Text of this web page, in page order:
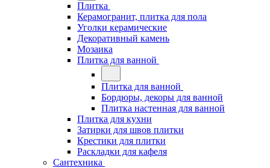
Плитка
Керамогранит, плитка для пола
Уголки керамические
Декоративный камень
Мозаика
Плитка для ванной
Плитка для ванной
Бордюры, декоры для ванной
Плитка настенная для ванной
Плитка для кухни
Затирки для швов плитки
Крестики для плитки
Раскладки для кафеля
Сантехника